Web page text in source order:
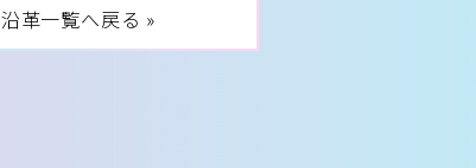
沿革一覧へ戻る »